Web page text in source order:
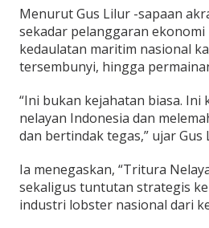
D
e
s
a
k
r
e
s
i
e
n
P
r
Menurut Gus Lilur -sapaan
sekadar pelanggaran
kedaulatan maritim nasional
tersembunyi, hingga
“Ini bukan kejahatan biasa.
nelayan Indonesia dan
dan bertindak tegas,” ujar
Ia menegaskan, “Tritura
sekaligus tuntutan strategis
industri lobster nasional dari